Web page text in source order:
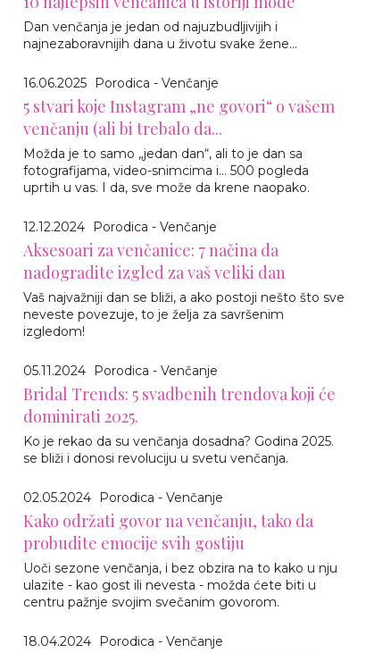
Dan venčanja je jedan od najuzbudljivijih i
najnezaboravnijih dana u životu svake žene...
16.06.2025 Porodica - Venčanje
5 stvari koje Instagram „ne govori“ o vašem
venčanju (ali bi trebalo da...
Možda je to samo „jedan dan“, ali to je dan sa
fotografijama, video-snimcima i... 500 pogleda
uprtih u vas. I da, sve može da krene naopako.
12.12.2024 Porodica - Venčanje
Aksesoari za venčanice: 7 načina da
nadogradite izgled za vaš veliki dan
Vaš najvažniji dan se bliži, a ako postoji nešto što sve
neveste povezuje, to je želja za savršenim
izgledom!
05.11.2024 Porodica - Venčanje
Bridal Trends: 5 svadbenih trendova koji će
dominirati 2025.
Ko je rekao da su venčanja dosadna? Godina 2025.
se bliži i donosi revoluciju u svetu venčanja.
02.05.2024 Porodica - Venčanje
Kako održati govor na venčanju, tako da
probudite emocije svih gostiju
Uoči sezone venčanja, i bez obzira na to kako u nju
ulazite - kao gost ili nevesta - možda ćete biti u
centru pažnje svojim svečanim govorom.
18.04.2024 Porodica - Venčanje